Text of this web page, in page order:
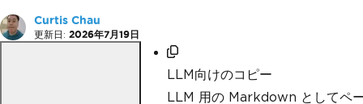
Curtis Chau
更新日: 2026年7月19日
LLM向けのコピー
LLM 用の Markdown としてペ